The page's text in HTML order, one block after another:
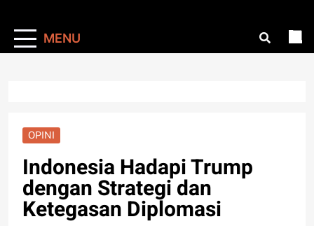
MENU
OPINI
Indonesia Hadapi Trump
dengan Strategi dan
Ketegasan Diplomasi